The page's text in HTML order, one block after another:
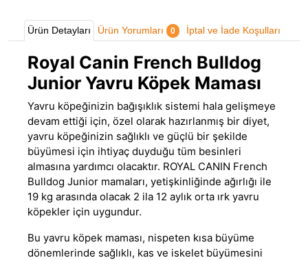
Ürün Detayları Ürün Yorumları 0 İptal ve İade Koşulları
Royal Canin French Bulldog
Junior Yavru Köpek Maması
Yavru köpeğinizin bağışıklık sistemi hala gelişmeye
devam ettiği için, özel olarak hazırlanmış bir diyet,
yavru köpeğinizin sağlıklı ve güçlü bir şekilde
büyümesi için ihtiyaç duyduğu tüm besinleri
almasına yardımcı olacaktır. ROYAL CANIN French
Bulldog Junior mamaları, yetişkinliğinde ağırlığı ile
19 kg arasında olacak 2 ila 12 aylık orta ırk yavru
köpekler için uygundur.
Bu yavru köpek maması, nispeten kısa büyüme
dönemlerinde sağlıklı, kas ve iskelet büyümesini